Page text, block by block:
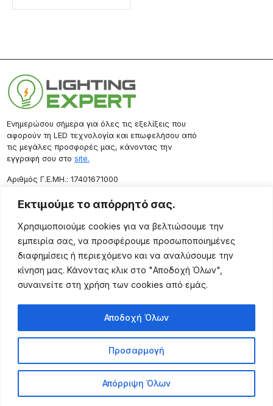
Εκτιμούμε το απόρρητό σας.
Χρησιμοποιούμε cookies για να βελτιώσουμε την
εμπειρία σας, να προσφέρουμε προσωποποιημένες
διαφημίσεις ή περιεχόμενο και να αναλύσουμε την
κίνηση μας. Κάνοντας κλικ στο "Αποδοχή Όλων",
συναινείτε στη χρήση των cookies από εμάς.
Προσαρμογή
Απόρριψη Όλων
Αποδοχή Όλων
Ενημερώσου σήμερα για όλες τις εξελίξεις που
αφορούν τη LED τεχνολογία και επωφελήσου από
τις μεγάλες προσφορές μας, κάνοντας την
εγγραφή σου στο site.
Aριθμός Γ.Ε.ΜΗ.: 17401671000
Επικοινωνία
Ρόδου 133, Αθήνα 10443
(+30) 211 725 5427
sales@lightingexpert.gr
Χρήσιμες Σελίδες
Προϊόντα
Τρόποι Αποστολής